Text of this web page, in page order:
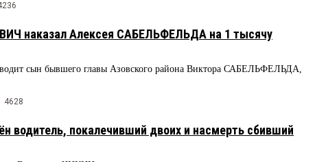
наказал Алексея САБЕЛЬФЕЛЬДА на 1 тысячу
сын бывшего главы Азовского района Виктора САБЕЛЬФЕЛЬДА,
4628
водитель, покалечивший двоих и насмерть сбивший